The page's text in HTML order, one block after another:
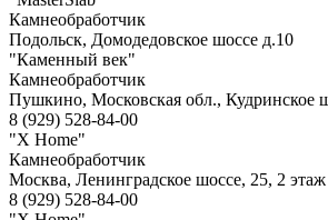
Камнеобработчик
Подольск, Домодедовское шоссе д.10
"Каменный век"
Камнеобработчик
Пушкино, Московская обл., Кудринское
8 (929) 528-84-00
"X Home"
Камнеобработчик
Москва, Ленинградское шоссе, 25, 2 этаж
8 (929) 528-84-00